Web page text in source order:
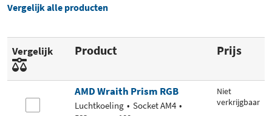
Vergelijk alle producten
Vergelijk Product Prijs
AMD Wraith Prism RGB
Luchtkoeling
Socket AM4
Niet
verkrijgbaar